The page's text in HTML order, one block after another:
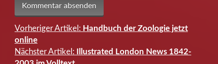
Beitragsnavigation
Vorheriger Artikel: Handbuch der Zoologie jetzt
online
Nächster Artikel:
Illustrated London News 1842-